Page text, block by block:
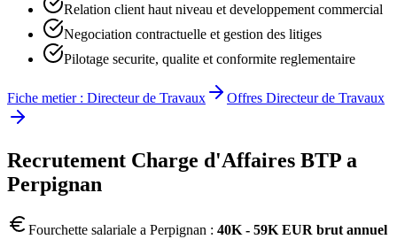
Relation client haut niveau et developpement commercial
Negociation contractuelle et gestion des litiges
Pilotage securite, qualite et conformite reglementaire
Fiche metier : Directeur de Travaux Offres Directeur de Travaux
Recrutement Charge d'Affaires BTP a
Perpignan
Fourchette salariale a Perpignan : 40K - 59K EUR brut annuel